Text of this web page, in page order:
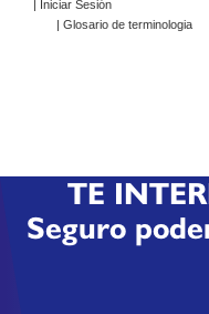
| Iniciar Sesión
| Glosario de terminologia
TE
Seguro